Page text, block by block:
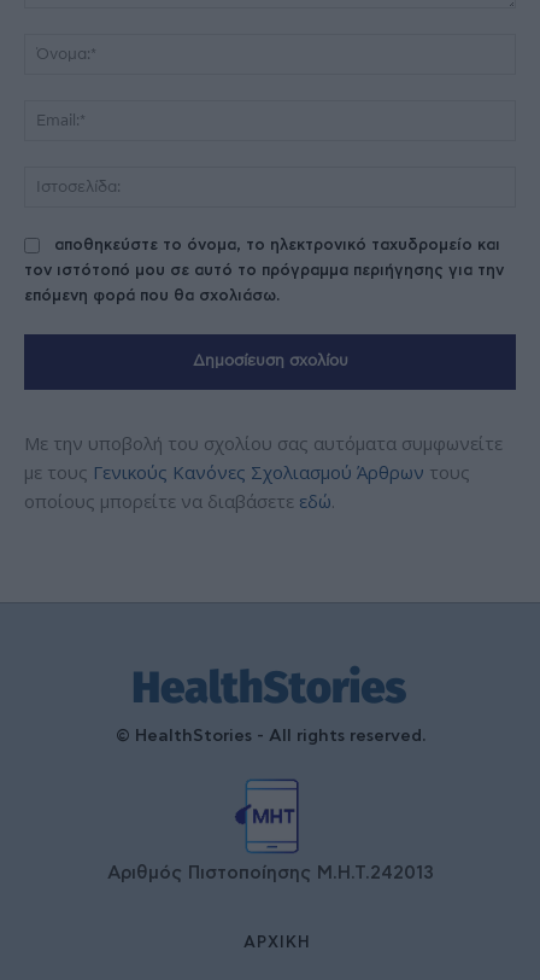
αποθηκεύστε το όνομα, το ηλεκτρονικό ταχυδρομείο και
τον ιστότοπό μου σε αυτό το πρόγραμμα περιήγησης για την
επόμενη φορά που θα σχολιάσω.
Με την υποβολή του σχολίου σας αυτόματα συμφωνείτε
με τους Γενικούς Κανόνες Σχολιασμού Άρθρων τους
οποίους μπορείτε να διαβάσετε εδώ.
© HealthStories - All rights reserved.
Αριθμός Πιστοποίησης Μ.Η.Τ.242013
ΑΡΧΙΚΉ